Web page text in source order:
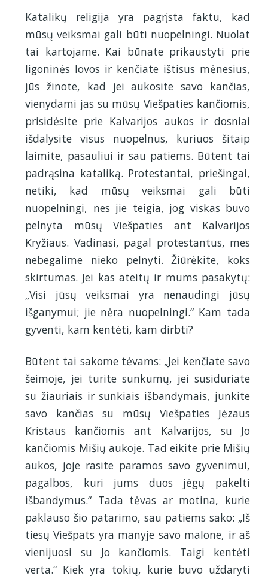
Katalikų religija yra pagrįsta faktu, kad
mūsų veiksmai gali būti nuopelningi. Nuolat
tai kartojame. Kai būnate prikaustyti prie
ligoninės lovos ir kenčiate ištisus mėnesius,
jūs žinote, kad jei aukosite savo kančias,
vienydami jas su mūsų Viešpaties kančiomis,
prisidėsite prie Kalvarijos aukos ir dosniai
išdalysite visus nuopelnus, kuriuos šitaip
laimite, pasauliui ir sau patiems. Būtent tai
padrąsina kataliką. Protestantai, priešingai,
netiki, kad mūsų veiksmai gali būti
nuopelningi, nes jie teigia, jog viskas buvo
pelnyta mūsų Viešpaties ant Kalvarijos
Kryžiaus. Vadinasi, pagal protestantus, mes
nebegalime nieko pelnyti. Žiūrėkite, koks
skirtumas. Jei kas ateitų ir mums pasakytų:
„Visi jūsų veiksmai yra nenaudingi jūsų
išganymui; jie nėra nuopelningi.“ Kam tada
gyventi, kam kentėti, kam dirbti?
Būtent tai sakome tėvams: „Jei kenčiate savo
šeimoje, jei turite sunkumų, jei susiduriate
su žiauriais ir sunkiais išbandymais, junkite
savo kančias su mūsų Viešpaties Jėzaus
Kristaus kančiomis ant Kalvarijos, su Jo
kančiomis Mišių aukoje. Tad eikite prie Mišių
aukos, joje rasite paramos savo gyvenimui,
pagalbos, kuri jums duos jėgų pakelti
išbandymus.“ Tada tėvas ar motina, kurie
paklauso šio patarimo, sau patiems sako: „Iš
tiesų Viešpats yra manyje savo malone, ir aš
vienijuosi su Jo kančiomis. Taigi kentėti
verta.“ Kiek yra tokių, kurie buvo uždaryti